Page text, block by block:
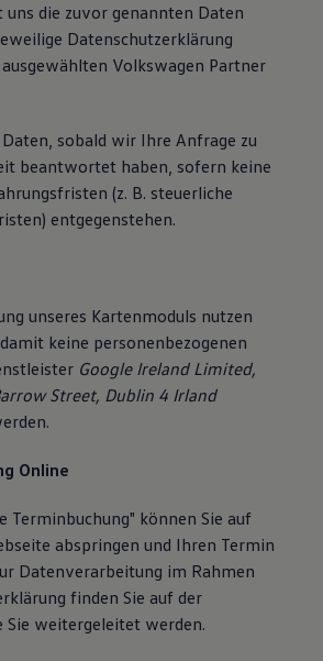
uns die zuvor genannten Daten
Datenschutzerklärung
Volkswagen Partner
sobald wir Ihre Anfrage zu
beantwortet haben, sofern keine
(z. B. steuerliche
entgegenstehen.
unseres Kartenmoduls nutzen
keine personenbezogenen
Google Ireland Limited,
Street, Dublin 4 Irland
Online
Terminbuchung" können Sie auf
abspringen und Ihren Termin
Datenverarbeitung im Rahmen
finden Sie auf der
Sie weitergeleitet werden.